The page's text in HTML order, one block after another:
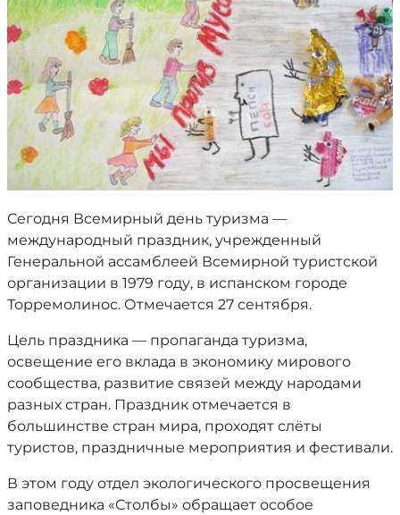
Сегодня Всемирный день туризма —
международный праздник, учрежденный
Генеральной ассамблеей Всемирной туристской
организации в 1979 году, в испанском городе
Торремолинос. Отмечается 27 сентября.
Цель праздника — пропаганда туризма,
освещение его вклада в экономику мирового
сообщества, развитие связей между народами
разных стран. Праздник отмечается в
большинстве стран мира, проходят слёты
туристов, праздничные мероприятия и фестивали.
В этом году отдел экологического просвещения
заповедника «Столбы» обращает особое